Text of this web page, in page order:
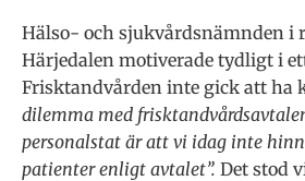
Hälso- och sjukvårdsnämnden i
Härjedalen motiverade tydligt i
Frisktandvården inte gick att ha
dilemma med
personalstat är att vi idag inte
patienter enligt avtalet”. Det stod